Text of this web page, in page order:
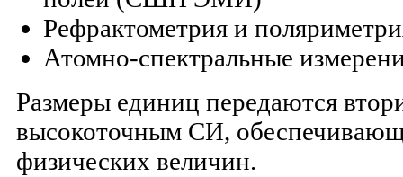
Рефрактометрия и
Атомно-спектральные
Размеры единиц передаются
высокоточным СИ,
физических величин.